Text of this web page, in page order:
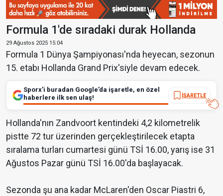
Formula 1'de sıradaki durak Hollanda
29 Ağustos 2025 15:04
Formula 1 Dünya Şampiyonası'nda heyecan, sezonun
15. etabı Hollanda Grand Prix'siyle devam edecek.
Sporx’i buradan Google’da işaretle, en özel
haberlere ilk sen ulaş!
İŞARETLE
Hollanda'nın Zandvoort kentindeki 4,2 kilometrelik
pistte 72 tur üzerinden gerçekleştirilecek etapta
sıralama turları cumartesi günü TSİ 16.00, yarış ise 31
Ağustos Pazar günü TSİ 16.00'da başlayacak.
Sezonda şu ana kadar McLaren'den Oscar Piastri 6,